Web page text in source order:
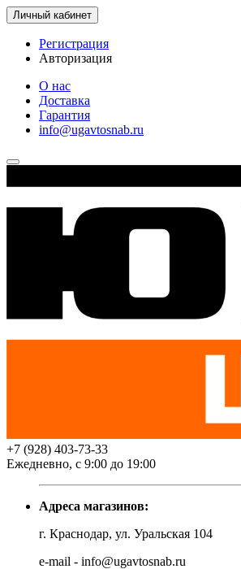
Личный кабинет
Регистрация
Авторизация
О нас
Доставка
Гарантия
info@ugavtosnab.ru
+7 (928) 403-73-33
Ежедневно, с 9:00 до 19:00
Адреса магазинов:
г. Краснодар, ул. Уральская 104
e-mail - info@ugavtosnab.ru